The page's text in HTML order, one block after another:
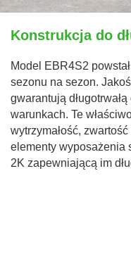
Konstrukcja do
Model EBR4S2
sezonu na sezon.
gwarantują
warunkach. Te
wytrzymałość,
elementy wyposażenia
2K zapewniającą im